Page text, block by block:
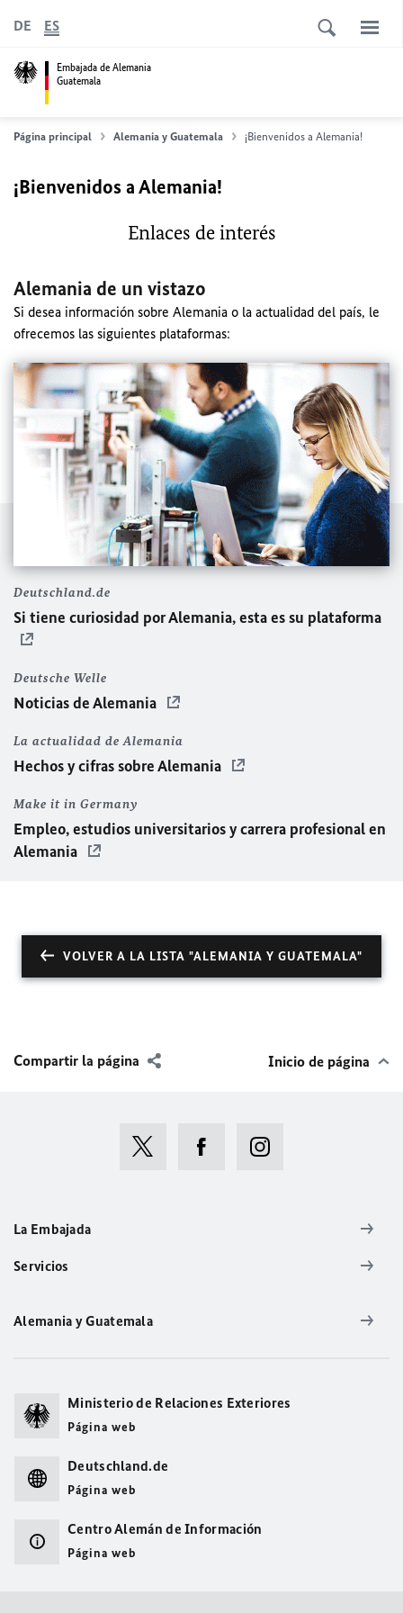
Embajada de Alemania
Guatemala
DE ES
Página principal Alemania y Guatemala ¡Bienvenidos a Alemania!
¡Bienvenidos a Alemania!
Enlaces de interés
Alemania de un vistazo
Si desea información sobre Alemania o la actualidad del país, le
ofrecemos las siguientes plataformas:
Deutschland.de
Si tiene curiosidad por Alemania, esta es su plataforma
Deutsche Welle
Noticias de Alemania
La actualidad de Alemania
Hechos y cifras sobre Alemania
Make it in Germany
Empleo, estudios universitarios y carrera profesional en
Alemania
VOLVER A LA LISTA "ALEMANIA Y GUATEMALA"
Compartir la página Inicio de página
La Embajada
Servicios
Alemania y Guatemala
Ministerio de Relaciones Exteriores
Página web
Deutschland.de
Página web
Centro Alemán de Información
Página web